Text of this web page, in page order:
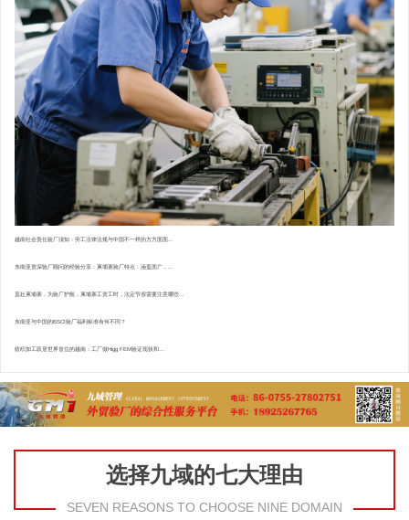
越南社会责任验厂须知：劳工法律法规与中国不一样的方方面面...
东南亚资深验厂顾问的经验分享：柬埔寨验厂特点 : 涵盖面广，...
直赴柬埔寨，为验厂护航，柬埔寨工资工时，法定节假需要注意哪些...
东南亚与中国的BSCI验厂福利标准有何不同？
纺织加工跃居世界首位的越南：工厂做Higg FEM验证现状和...
选择九域的七大理由
SEVEN REASONS TO CHOOSE NINE DOMAIN